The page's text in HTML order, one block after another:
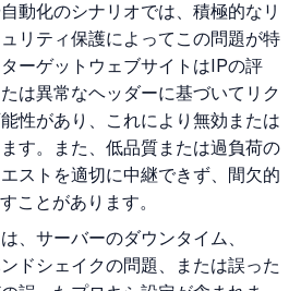
動化のシナリオでは、積極的なリ
リティ保護によってこの問題が特
ーゲットウェブサイトはIPの評
は異常なヘッダーに基づいてリク
性があり、これにより無効または
す。また、低品質または過負荷の
ストを適切に中継できず、間欠的
ことがあります。
、サーバーのダウンタイム、
ドシェイクの問題、または誤った